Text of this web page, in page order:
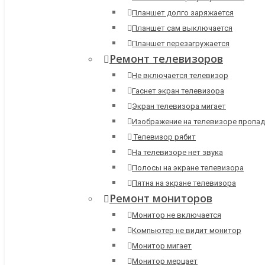
Планшет долго заряжается
Планшет сам выключается
Планшет перезагружается
Ремонт телевизоров
Не включается телевизор
Гаснет экран телевизора
Экран телевизора мигает
Изображение на телевизоре
Телевизор рябит
На телевизоре нет звука
Полосы на экране телевизора
Пятна на экране телевизора
Ремонт мониторов
Монитор не включается
Компьютер не видит монитор
Монитор мигает
Монитор мерцает